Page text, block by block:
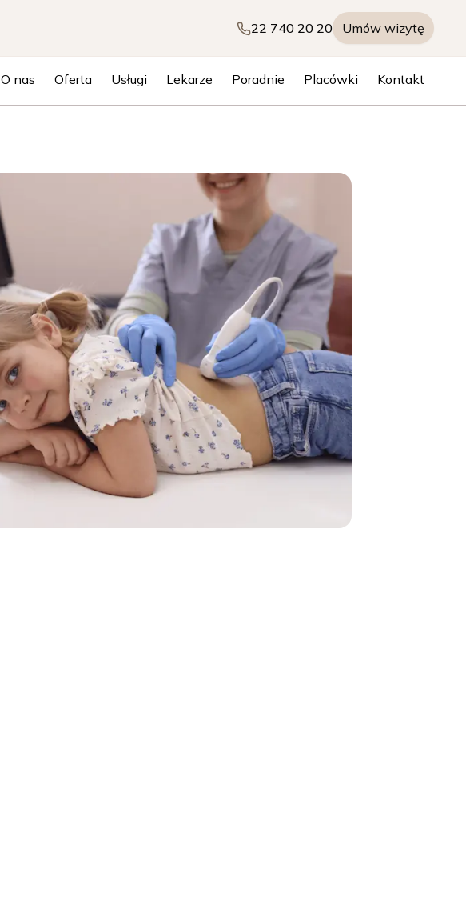
22 740 20 20 Umów wizytę
O nas Oferta Usługi Lekarze Poradnie Placówki Kontakt